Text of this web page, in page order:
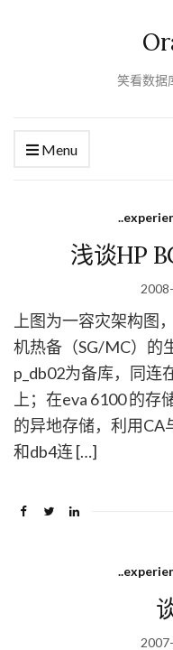
笑看数据
Menu
浅谈HP
上图为一容灾架构图
机热备（SG/MC）的
p_db02为备库，同连
上；在eva 6100 的存
的异地存储，利用CA
和db4连 […]